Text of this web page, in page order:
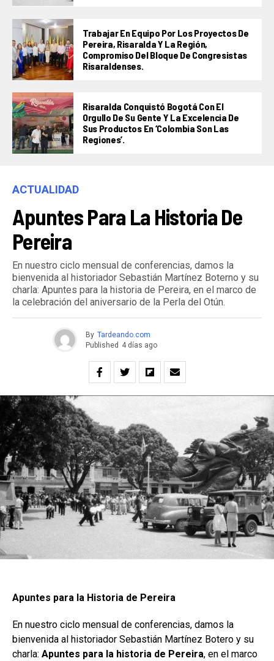
Trabajar En Equipo Por Los Proyectos De
Pereira, Risaralda Y La Región,
Compromiso Del Bloque De Congresistas
Risaraldenses.
Risaralda Conquistó Bogotá Con El
Orgullo De Su Gente Y La Excelencia De
Sus Productos En ‘Colombia Son Las
Regiones’.
ACTUALIDAD
Apuntes Para La Historia De
Pereira
En nuestro ciclo mensual de conferencias, damos la
bienvenida al historiador Sebastián Martínez Boterno y su
charla: Apuntes para la historia de Pereira, en el marco de
la celebración del aniversario de la Perla del Otún.
By Tardeando.com
Published 4 días ago
Apuntes para la Historia de Pereira
En nuestro ciclo mensual de conferencias, damos la
bienvenida al historiador Sebastián Martínez Botero y su
charla: Apuntes para la historia de Pereira, en el marco